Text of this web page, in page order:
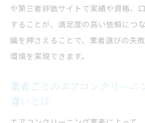
エアコンクリーニング失敗
定ポイント
おすすめのエアコンクリー
極める方法
要性
や第三者評価サイトで実績や資格、
することが、満足度の高い依頼につ
識を押さえることで、業者選びの失
環境を実現できます。
業者ごとのエアコンクリーニ
違いとは